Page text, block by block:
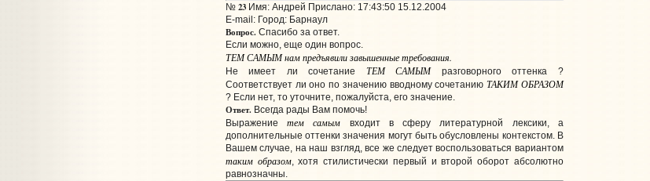
№ 23Имя: Андрей Прислано: 17:43:50 15.12.2004
E-mail: Город: Барнаул
Вопрос.Спасибо за ответ.
Если можно, еще один вопрос.
ТЕМ САМЫМ нам предъявили завышенные требования.
Не имеет ли сочетание ТЕМ САМЫМразговорного оттенка ?
Соответствует ли оно по значению вводному сочетаниюТАКИМ ОБРАЗОМ
? Если нет, то уточните, пожалуйста, его значение.
Ответ.Всегда рады Вам помочь!
Выражениетем самым входит в сферу литературной лексики, а
дополнительные оттенки значения могут быть обусловлены контекстом. В
Вашем случае, на наш взгляд, все же следует воспользоваться вариантом
таким образом, хотя стилистически первый и второй оборот абсолютно
равнозначны.